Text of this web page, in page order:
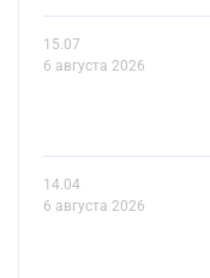
15.07
6 августа 2026
14.04
6 августа 2026